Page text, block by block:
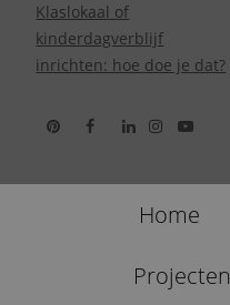
Klaslokaal of
kinderdagverblijf
inrichten: hoe doe je dat?
Home
Projecten